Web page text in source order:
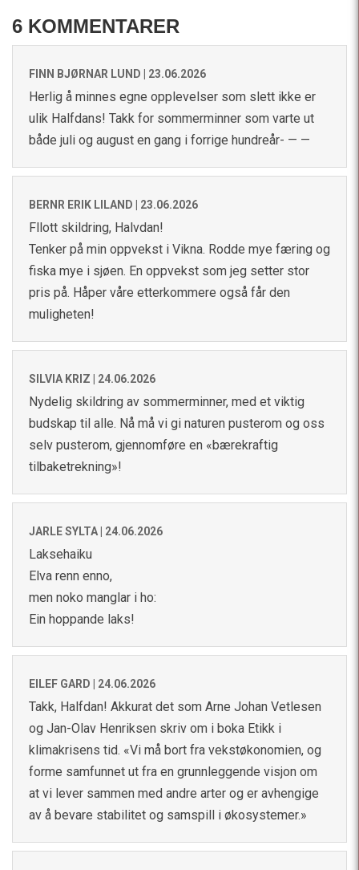
6 KOMMENTARER
FINN BJØRNAR LUND | 23.06.2026
Herlig å minnes egne opplevelser som slett ikke er
ulik Halfdans! Takk for sommerminner som varte ut
både juli og august en gang i forrige hundreår- — —
BERNR ERIK LILAND | 23.06.2026
Fllott skildring, Halvdan!
Tenker på min oppvekst i Vikna. Rodde mye færing og
fiska mye i sjøen. En oppvekst som jeg setter stor
pris på. Håper våre etterkommere også får den
muligheten!
SILVIA KRIZ | 24.06.2026
Nydelig skildring av sommerminner, med et viktig
budskap til alle. Nå må vi gi naturen pusterom og oss
selv pusterom, gjennomføre en «bærekraftig
tilbaketrekning»!
JARLE SYLTA | 24.06.2026
Laksehaiku
Elva renn enno,
men noko manglar i ho:
Ein hoppande laks!
EILEF GARD | 24.06.2026
Takk, Halfdan! Akkurat det som Arne Johan Vetlesen
og Jan-Olav Henriksen skriv om i boka Etikk i
klimakrisens tid. «Vi må bort fra vekstøkonomien, og
forme samfunnet ut fra en grunnleggende visjon om
at vi lever sammen med andre arter og er avhengige
av å bevare stabilitet og samspill i økosystemer.»